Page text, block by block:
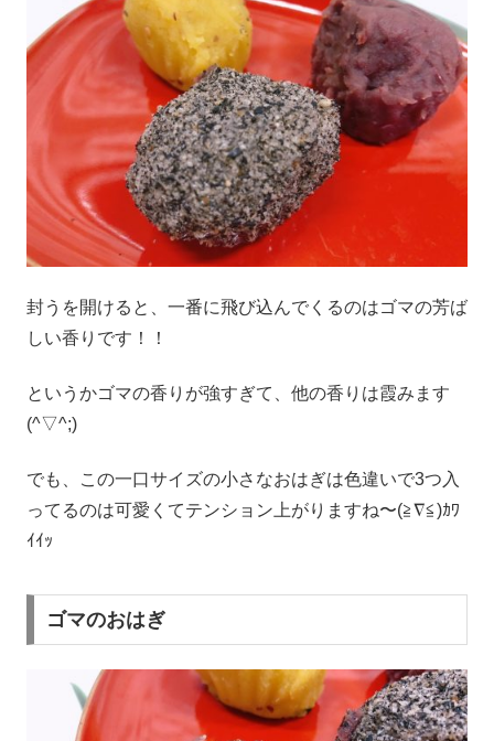
封うを開けると、一番に飛び込んでくるのはゴマの芳ば
しい香りです！！
というかゴマの香りが強すぎて、他の香りは霞みます
(^▽^;)
でも、この一口サイズの小さなおはぎは色違いで3つ入
ってるのは可愛くてテンション上がりますね〜(≧∇≦)ｶﾜ
ｲｲｯ
ゴマのおはぎ